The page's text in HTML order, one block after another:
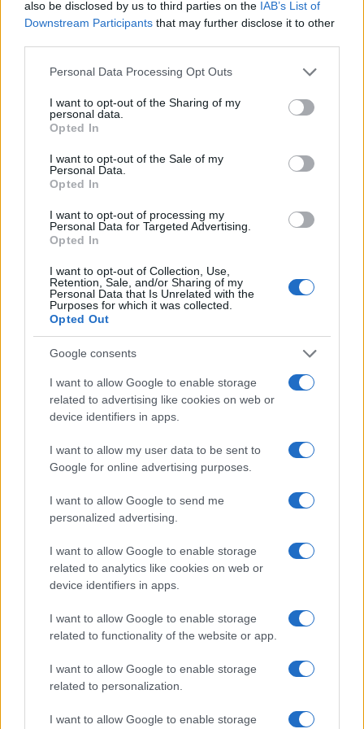
also be disclosed by us to third parties on the IAB’s List of
Downstream Participants that may further disclose it to other
Please note that this website/app uses one or more Google
not limited to your visit or usage behaviour. You may click to
grant or deny consent to Google and its third-party tags to
use your data for below specified purposes in below Google
consent section.
Personal Data Processing Opt Outs
I want to opt-out of the Sharing of my
personal data.
Opted In
I want to opt-out of the Sale of my
Personal Data.
Opted In
I want to opt-out of processing my
Personal Data for Targeted Advertising.
Opted In
I want to opt-out of Collection, Use,
Retention, Sale, and/or Sharing of my
Personal Data that Is Unrelated with the
Purposes for which it was collected.
Opted Out
Google consents
I want to allow Google to enable storage
related to advertising like cookies on web or
device identifiers in apps.
I want to allow my user data to be sent to
Google for online advertising purposes.
I want to allow Google to send me
personalized advertising.
I want to allow Google to enable storage
related to analytics like cookies on web or
device identifiers in apps.
I want to allow Google to enable storage
related to functionality of the website or app.
I want to allow Google to enable storage
related to personalization.
I want to allow Google to enable storage
Failed to fetch
Kategorije: Obvestila
Več iz kategorije Obvestila
Izklop elektrike: 426.
Nadzorništvo Vuzenica -
Območje Sv. Anton na Pohorju
Izklop elektrike: 425.
Nadzorništvo Vuzenica -
Izklop elektrike: 424.
Območje Orlice
Prevalje Prisoje
Izklop elektrike: 426. Nadzorništvo Vuzenica - Območje Sv.
Anton na Pohorju
Izklop elektrike: 425. Nadzorništvo Vuzenica - Območje
Vuhred
Izklop elektrike: 424. Nadzorništvo Vuzenica - Območje Orlice
pred 9 urami
Izklop elektrike: 429. Nadzorništvo Ravne - Območje Prevalje
Prisoje
Izklop elektrike: 421. Nadzorništvo Ravne - Območje Podkraj